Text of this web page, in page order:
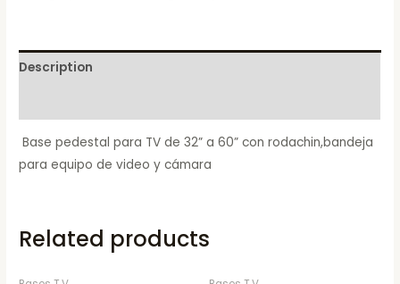
Description
Base pedestal para TV de 32” a 60” con rodachin,bandeja
para equipo de video y cámara
Related products